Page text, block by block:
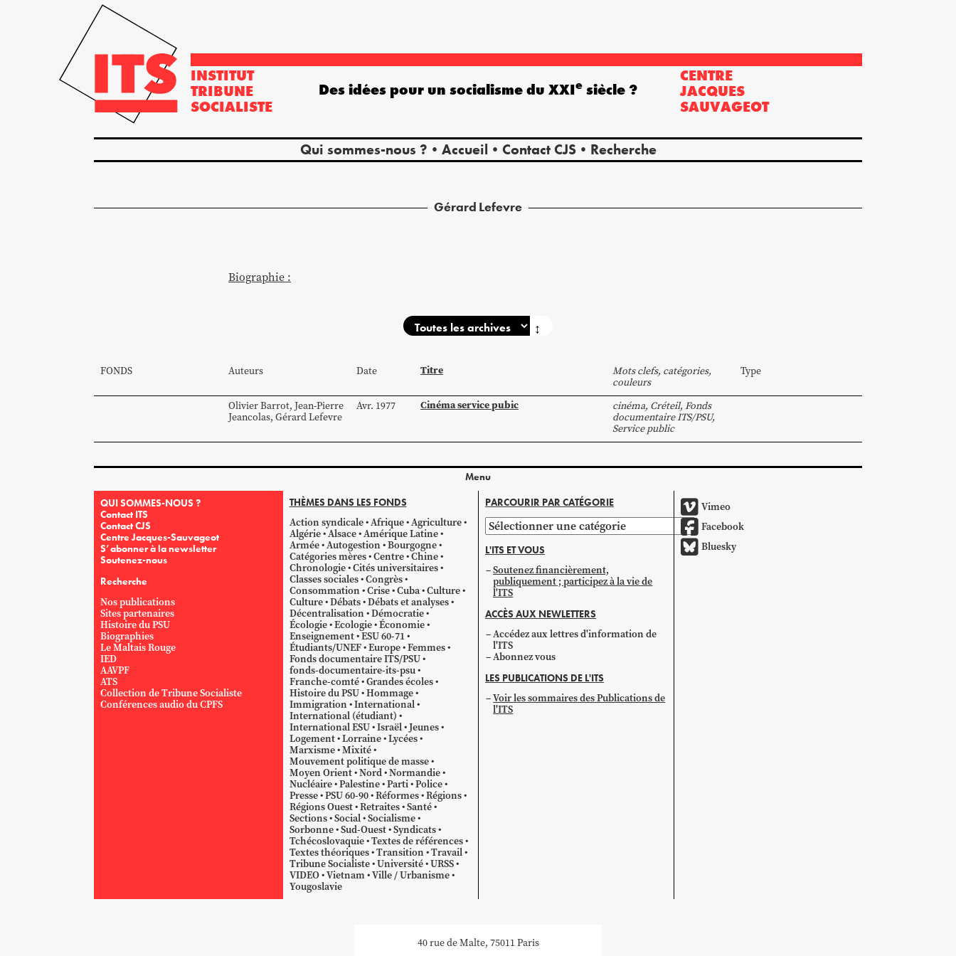
INSTITUT
TRIBUNE
SOCIALISTE
CENTRE
JACQUES
SAUVAGEOT
Qui sommes-nous ? Accueil Contact CJS Recherche
Des idées pour un socialisme du XXIe siècle ?
Gérard Lefevre
Biographie :
↕
FONDS Auteurs Date Titre
Mots clefs, catégories,
couleurs
Type
OlivierBarrot, Jean-Pierre
Jeancolas, GérardLefevre
Avr. 1977 Cinéma service pubic cinéma, Créteil, Fonds
documentaire ITS/PSU,
Service public
Menu
QUI SOMMES-NOUS ?
Contact ITS
Contact CJS
Centre Jacques-Sauvageot
S’abonner à la newsletter
Soutenez-nous
Recherche
Nos publications
Sites partenaires
Histoire du PSU
Biographies
Le Maltais Rouge
IED
AAVPF
ATS
Collection de Tribune Socialiste
Conférences audio du CPFS
THÈMES DANS LES FONDS
Action syndicale Afrique Agriculture
Algérie Alsace Amérique Latine
Armée Autogestion Bourgogne
Catégories mères Centre Chine
Chronologie Cités universitaires
Classes sociales Congrès
Consommation Crise Cuba Culture
Culture Débats Débats et analyses
Décentralisation Démocratie
Écologie Ecologie Économie
Enseignement ESU 60-71
Étudiants/UNEF Europe Femmes
Fonds documentaire ITS/PSU
fonds-documentaire-its-psu
Franche-comté Grandes écoles
Histoire du PSU Hommage
Immigration International
International (étudiant)
International ESU Israël Jeunes
Logement Lorraine Lycées
Marxisme Mixité
Mouvement politique de masse
Moyen Orient Nord Normandie
Nucléaire Palestine Parti Police
Presse PSU 60-90 Réformes Régions
Régions Ouest Retraites Santé
Sections Social Socialisme
Sorbonne Sud-Ouest Syndicats
Tchécoslovaquie Textes de références
Textes théoriques Transition Travail
Tribune Socialiste Université URSS
VIDEO Vietnam Ville / Urbanisme
Yougoslavie
PARCOURIR PAR CATÉGORIE
Parcourir
par
catégorie
L'ITS ET VOUS
Soutenez financièrement,
publiquement ; participez à la vie de
l'ITS
ACCÈS AUX NEWLETTERS
Accédez aux lettres d'information de
l'ITS
Abonnez vous
LES PUBLICATIONS DE L'ITS
Voir les sommaires des Publications de
l'ITS
Vimeo
Facebook
Bluesky
40 rue de Malte, 75011 Paris